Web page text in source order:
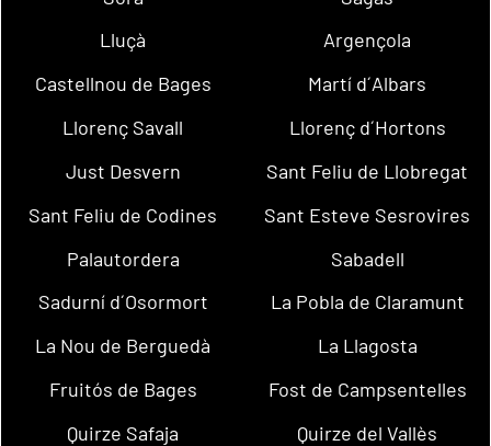
Lluçà
Argençola
Castellnou de Bages
Martí d´Albars
Llorenç Savall
Llorenç d´Hortons
Just Desvern
Sant Feliu de Llobregat
Sant Feliu de Codines
Sant Esteve Sesrovires
Palautordera
Sabadell
Sadurní d´Osormort
La Pobla de Claramunt
La Nou de Berguedà
La Llagosta
Fruitós de Bages
Fost de Campsentelles
Quirze Safaja
Quirze del Vallès